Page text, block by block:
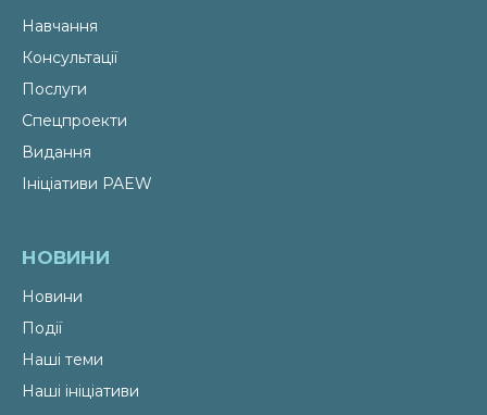
Навчання
Консультації
Послуги
Спецпроекти
Видання
Ініціативи PAEW
НОВИНИ
Новини
Події
Наші теми
Наші ініціативи